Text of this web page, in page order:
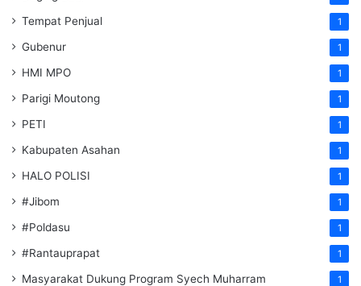
Tempat Penjual 1
Gubenur 1
HMI MPO 1
Parigi Moutong 1
PETI 1
Kabupaten Asahan 1
HALO POLISI 1
#Jibom 1
#Poldasu 1
#Rantauprapat 1
Masyarakat Dukung Program Syech Muharram 1